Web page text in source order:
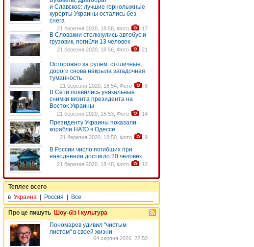
и Славское: лучшие горнолыжные
курорты Украины остались без
снега
21 березня 2020, 18:58, Фото 17
В Словакии столкнулись автобус и
грузовик, погибли 13 человек
21 березня 2020, 18:56, Фото 21
Осторожно за рулем: столичные
дороги снова накрыла загадочная
туманность
21 березня 2020, 18:54, Фото 8
В Сети появились уникальные
снимки визита президента на
Восток Украины
21 березня 2020, 18:53, Фото 14
Президенту Украины показали
корабли НАТО в Одессе
21 березня 2020, 18:50, Фото 9
В России число погибших при
наводнении достигло 20 человек
21 березня 2020, 18:48, Фото 12
Теплее всего
в Украина Россия Все
Про це пишуть Шоу-біз і культура
Пономарев удивил "чистым
листом" в своей жизни
04 серпня 2026, 22:50